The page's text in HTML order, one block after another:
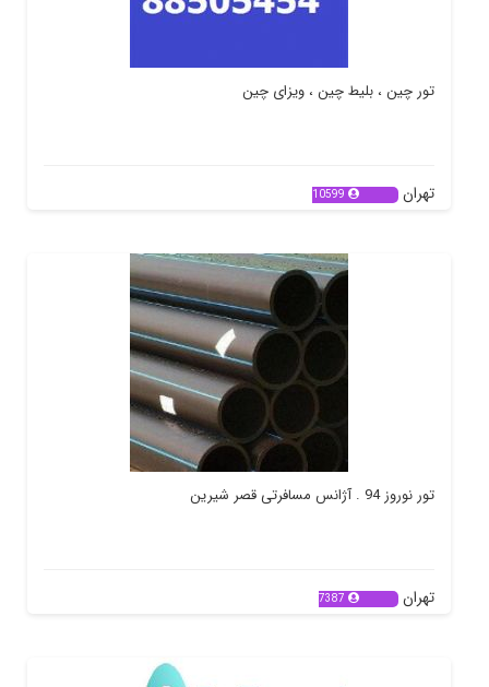
تور چین ، بلیط چین ، ویزای چین
تهران 10599
تور نوروز 94 . آژانس مسافرتی قصر شیرین
تهران 7387